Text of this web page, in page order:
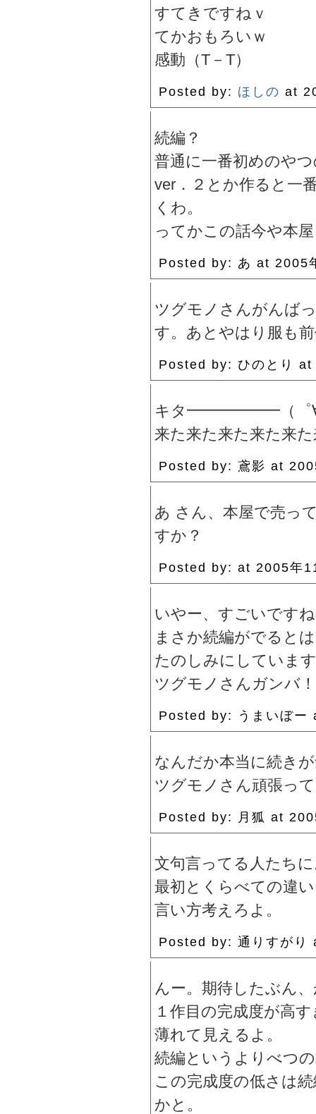
すてきですねｖ
てかおもろいｗ
感動（T－T）
Posted by: ほしの at
続編？
普通に一番初めのや
ver．２とか作ると一
くわ。
ってかこの話今や本
Posted by: あ at 2005
ツグモノさんがんば
す。あとやはり服も
Posted by: ひのとり
キタ━━━━━━（
来た来た来た来た来
Posted by: 鳶影 at
あ さん、本屋で売っ
すか？
Posted by: at 2005年
いやー、すごいです
まさか続編がでると
たのしみにしていま
ツグモノさんガンバ！
Posted by: うまいぼ
なんだか本当に続き
ツグモノさん頑張っ
Posted by: 月狐 at
文句言ってる人たち
最初とくらべての違
言い方考えろよ。
Posted by: 通りすが
んー。期待したぶん
１作目の完成度が高
薄れて見えるよ。
続編というよりべつ
この完成度の低さは
かと。